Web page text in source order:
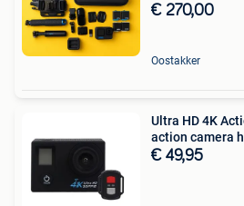
€ 270,00
Oostakker
Ultra HD 4K
action camera
€ 49,95